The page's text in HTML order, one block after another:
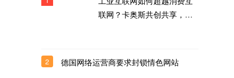
联网？卡奥斯共创共享，构
2 德国网络运营商要求封锁情色网站